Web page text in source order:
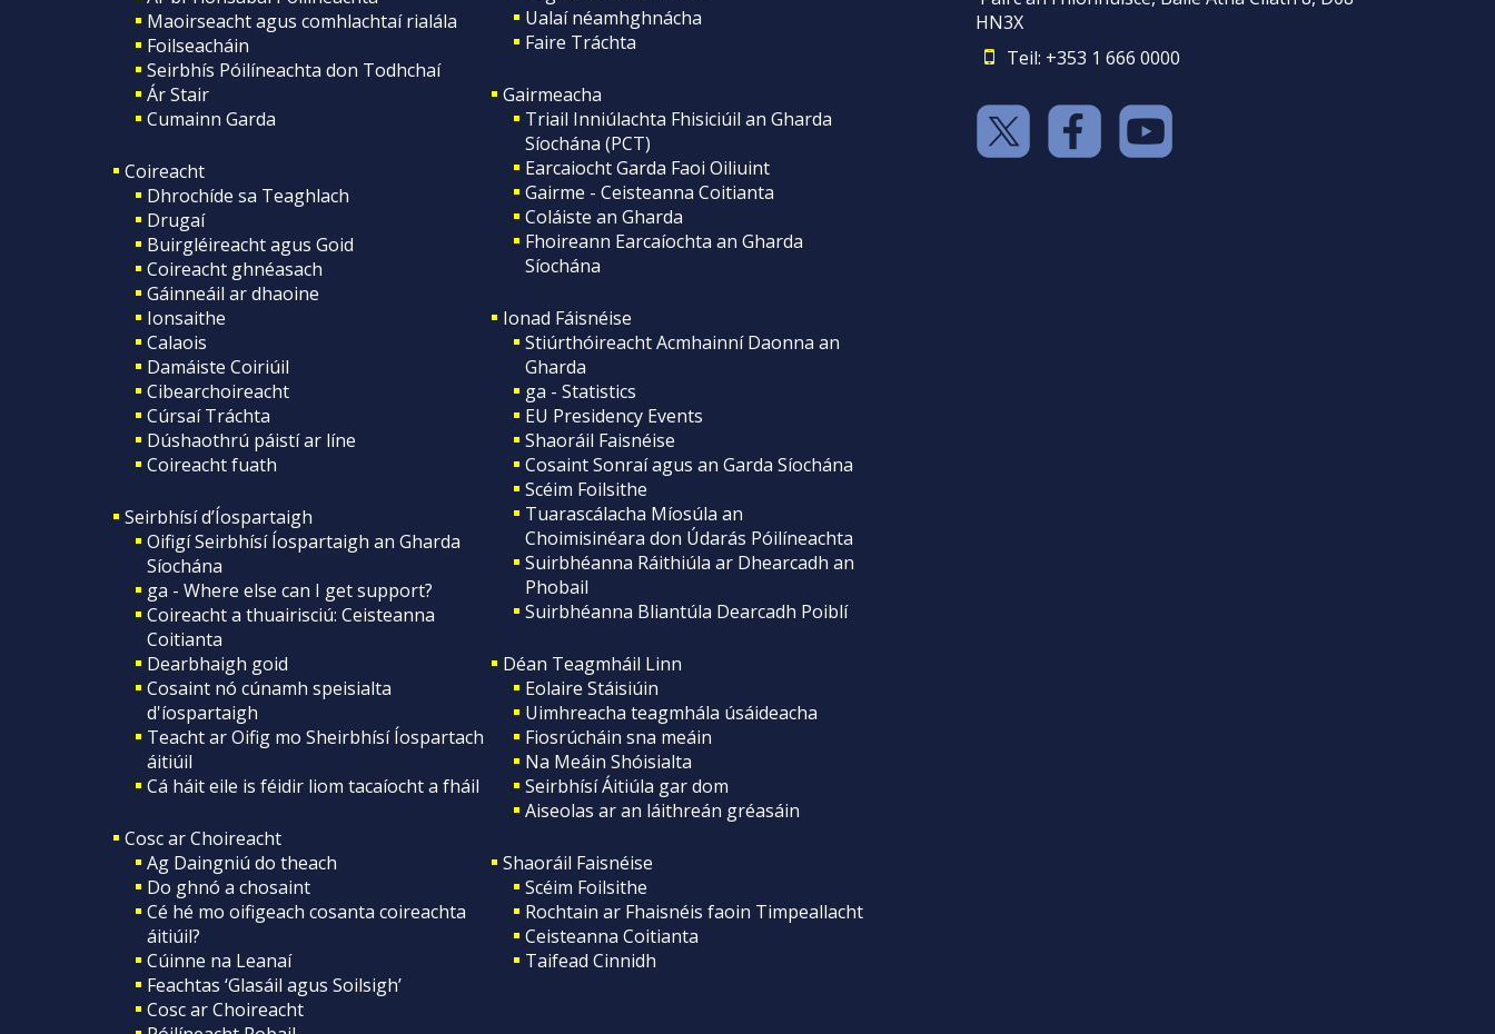
Maoirseacht agus comhlachtaí rialála
Foilseacháin
Seirbhís Póilíneachta don Todhchaí
Ár Stair
Cumainn Garda
Coireacht
Dhrochíde sa Teaghlach
Drugaí
Buirgléireacht agus Goid
Coireacht ghnéasach
Gáinneáil ar dhaoine
Ionsaithe
Calaois
Damáiste Coiriúil
Cibearchoireacht
Cúrsaí Tráchta
Dúshaothrú páistí ar líne
Coireacht fuath
Seirbhísí d’Íospartaigh
Oifigí Seirbhísí Íospartaigh an Gharda
Síochána
ga - Where else can I get support?
Coireacht a thuairisciú: Ceisteanna
Coitianta
Dearbhaigh goid
Cosaint nó cúnamh speisialta
d'íospartaigh
Teacht ar Oifig mo Sheirbhísí Íospartach
áitiúil
Cá háit eile is féidir liom tacaíocht a fháil
Cosc ar Choireacht
Ag Daingniú do theach
Do ghnó a chosaint
Cé hé mo oifigeach cosanta coireachta
áitiúil?
Cúinne na Leanaí
Feachtas ‘Glasáil agus Soilsigh’
Cosc ar Choireacht
Ualaí néamhghnácha
Faire Tráchta
Gairmeacha
Triail Inniúlachta Fhisiciúil an Gharda
Síochána (PCT)
Earcaiocht Garda Faoi Oiliuint
Gairme - Ceisteanna Coitianta
Coláiste an Gharda
Fhoireann Earcaíochta an Gharda
Síochána
Ionad Fáisnéise
Stiúrthóireacht Acmhainní Daonna an
Gharda
ga - Statistics
EU Presidency Events
Shaoráil Faisnéise
Cosaint Sonraí agus an Garda Síochána
Scéim Foilsithe
Tuarascálacha Míosúla an
Choimisinéara don Údarás Póilíneachta
Suirbhéanna Ráithiúla ar Dhearcadh an
Phobail
Suirbhéanna Bliantúla Dearcadh Poiblí
Déan Teagmháil Linn
Eolaire Stáisiúin
Uimhreacha teagmhála úsáideacha
Fiosrúcháin sna meáin
Na Meáin Shóisialta
Seirbhísí Áitiúla gar dom
Aiseolas ar an láithreán gréasáin
Shaoráil Faisnéise
Scéim Foilsithe
Rochtain ar Fhaisnéis faoin Timpeallacht
Ceisteanna Coitianta
Taifead Cinnidh
HN3X
Teil: +353 1 666 0000